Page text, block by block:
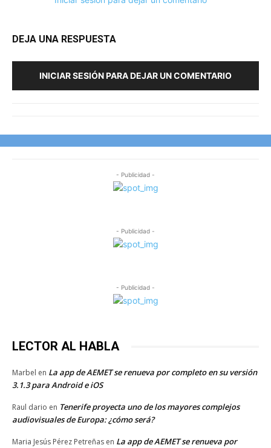
DEJA UNA RESPUESTA
INICIAR SESIÓN PARA DEJAR UN COMENTARIO
- Publicidad -
- Publicidad -
- Publicidad -
LECTOR AL HABLA
Marbel en La app de AEMET se renueva por completo en su versión
3.1.3 para Android e iOS
Raul dario en Tenerife proyecta uno de los mayores complejos
audiovisuales de Europa: ¿cómo será?
Maria Jesús Pérez Petreñas en La app de AEMET se renueva por